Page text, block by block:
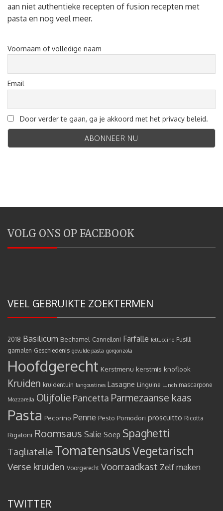
aan niet authentieke recepten of fusion recepten met
pasta en nog veel meer.
Voornaam of volledige naam
Email
Door verder te gaan, ga je akkoord met het privacy beleid.
VOLG ONS OP FACEBOOK
VEEL GEBRUIKTE ZOEKTERMEN
2018 Basilicum Bechamel Cannelloni Farfalle fettuccine Fusilli
garnalen Geschiedenis gevulde pasta gorgonzola
Hoofdgerecht Kerstmenu kerstmis knoflook
Kruiden kruidentuin langoustines Lasagne Linguine Lunch mascarpone
Mozzarella Olijfolie Pancetta Parmezaanse kaas
Pasta Pecorino Penne Pesto Pomodori proscuitto Ricotta
Rigatoni Roomsaus Salie Soep Spaghetti
Tagliatelle TomatensausVegetarisch
Verse kruiden Voorgerecht Voorraadkast Zelf maken
TWITTER